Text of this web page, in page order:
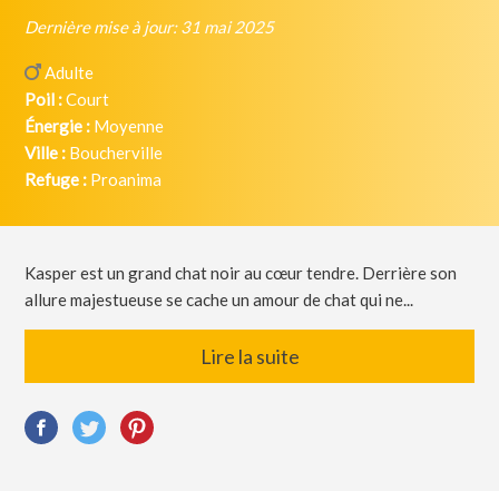
Dernière mise à jour: 31 mai 2025
Adulte
Poil :Court
Énergie : Moyenne
Ville : Boucherville
Refuge : Proanima
Kasper est un grand chat noir au cœur tendre. Derrière son
allure majestueuse se cache un amour de chat qui ne...
Lire la suite